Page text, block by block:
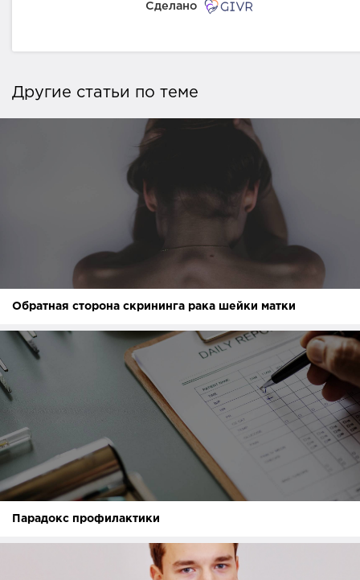
Сделано
Другие статьи по теме
Обратная сторона скрининга рака шейки матки
Парадокс профилактики